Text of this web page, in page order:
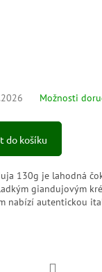
Možnosti
do košíku
130g je lahodná
giandujovým
nabízí autentickou